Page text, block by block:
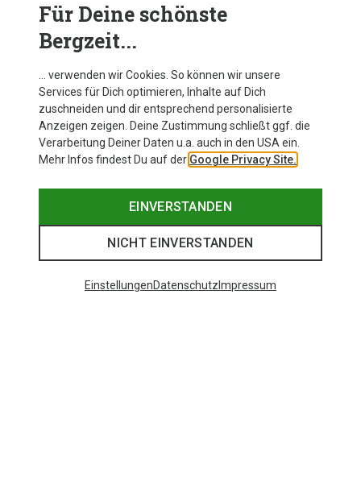
Zur Produktseite
Für Deine schönste
Bergzeit...
… verwenden wir Cookies. So können wir unsere
Services für Dich optimieren, Inhalte auf Dich
zuschneiden und dir entsprechend personalisierte
Anzeigen zeigen. Deine Zustimmung schließt ggf. die
Verarbeitung Deiner Daten u.a. auch in den USA ein.
Mehr Infos findest Du auf der Google Privacy Site.
EINVERSTANDEN
NICHT EINVERSTANDEN
EinstellungenDatenschutz Impressum